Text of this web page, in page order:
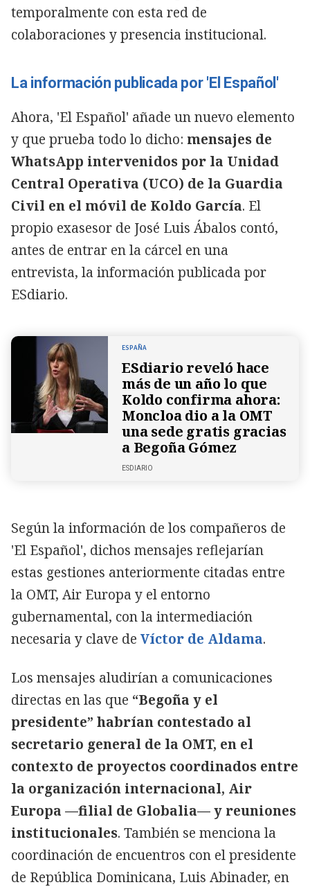
temporalmente con esta red de
colaboraciones y presencia institucional.
La información publicada por 'El Español'
Ahora, 'El Español' añade un nuevo elemento
y que prueba todo lo dicho: mensajes de
WhatsApp intervenidos por la Unidad
Central Operativa (UCO) de la Guardia
Civil en el móvil de Koldo García. El
propio exasesor de José Luis Ábalos contó,
antes de entrar en la cárcel en una
entrevista, la información publicada por
ESdiario.
ESPAÑA
ESdiario reveló hace
más de un año lo que
Koldo confirma ahora:
Moncloa dio a la OMT
una sede gratis gracias
a Begoña Gómez
ESDIARIO
Según la información de los compañeros de
'El Español', dichos mensajes reflejarían
estas gestiones anteriormente citadas entre
la OMT, Air Europa y el entorno
gubernamental, con la intermediación
necesaria y clave de Víctor de Aldama.
Los mensajes aludirían a comunicaciones
directas en las que “Begoña y el
presidente” habrían contestado al
secretario general de la OMT, en el
contexto de proyectos coordinados entre
la organización internacional, Air
Europa —filial de Globalia— y reuniones
institucionales. También se menciona la
coordinación de encuentros con el presidente
de República Dominicana, Luis Abinader, en